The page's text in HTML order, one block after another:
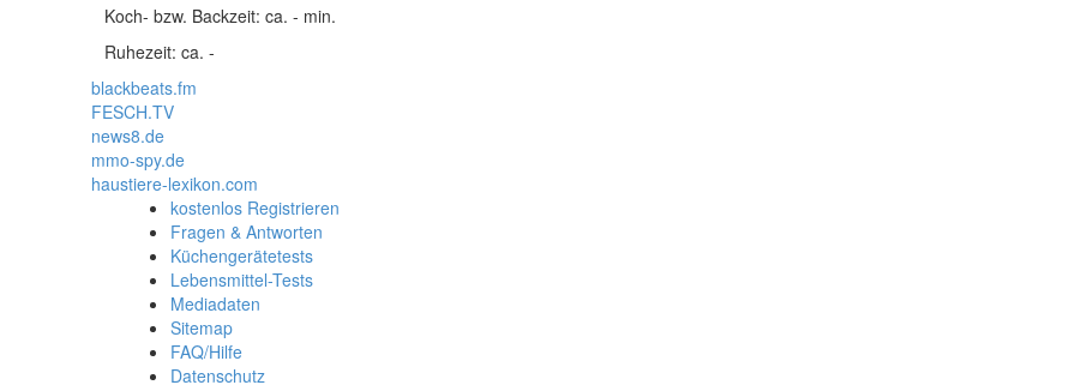
Koch- bzw. Backzeit: ca. - min.
Ruhezeit: ca. -
blackbeats.fm
FESCH.TV
news8.de
mmo-spy.de
haustiere-lexikon.com
kostenlos Registrieren
Fragen & Antworten
Küchengerätetests
Lebensmittel-Tests
Mediadaten
Sitemap
FAQ/Hilfe
Datenschutz